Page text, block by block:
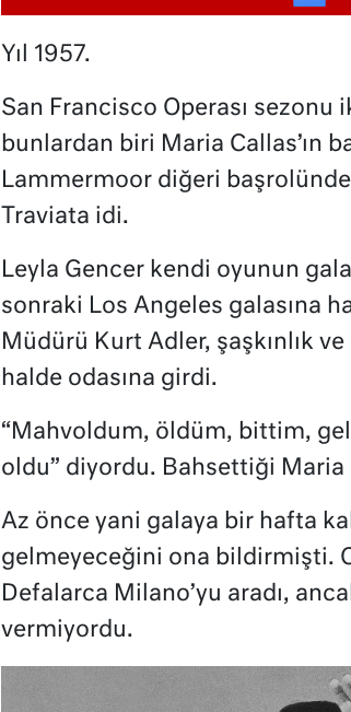
Yıl 1957.
San Francisco Operası sezonu
bunlardan biri Maria Callas’ın
Lammermoor diğeri başrolünde
Traviata idi.
Leyla Gencer kendi oyunun
sonraki Los Angeles galasına
Müdürü Kurt Adler, şaşkınlık
halde odasına girdi.
“Mahvoldum, öldüm, bittim,
oldu” diyordu. Bahsettiği Maria
Az önce yani galaya bir hafta
gelmeyeceğini ona bildirmişti.
Defalarca Milano’yu aradı,
vermiyordu.